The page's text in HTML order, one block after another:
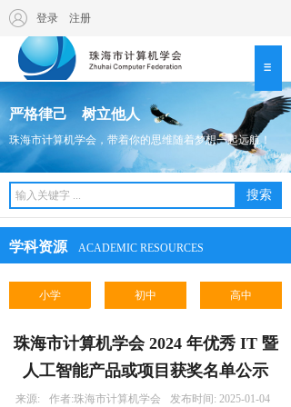
登录 注册
严格律己 树立他人
珠海市计算机学会，带着你的思维随着梦想一起远航！
搜索
学科资源ACADEMIC RESOURCES
初中 高中
小学
珠海市计算机学会 2024 年优秀 IT 暨
人工智能产品或项目获奖名单公示
来源: 作者:珠海市计算机学会 发布时间: 2025-01-04